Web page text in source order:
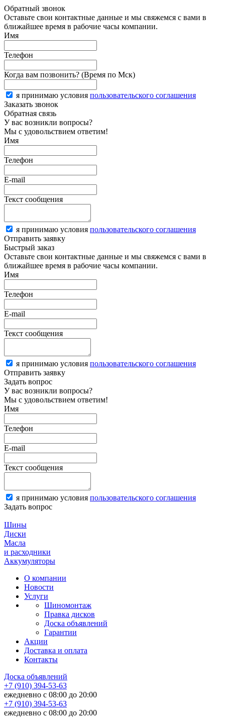
Обратный звонок
Оставьте свои контактные данные и мы свяжемся с вами в
ближайшее время в рабочие часы компании.
Имя
Телефон
Когда вам позвонить? (Время по Мск)
я принимаю условия пользовательского соглашения
Заказать звонок
Обратная связь
У вас возникли вопросы?
Мы с удовольствием ответим!
Имя
Телефон
E-mail
Текст сообщения
я принимаю условия пользовательского соглашения
Отправить заявку
Быстрый заказ
Оставьте свои контактные данные и мы свяжемся с вами в
ближайшее время в рабочие часы компании.
Имя
Телефон
E-mail
Текст сообщения
я принимаю условия пользовательского соглашения
Отправить заявку
Задать вопрос
У вас возникли вопросы?
Мы с удовольствием ответим!
Имя
Телефон
E-mail
Текст сообщения
я принимаю условия пользовательского соглашения
Задать вопрос
Шины
Диски
Масла
и расходники
Аккумуляторы
О компании
Новости
Услуги
Шиномонтаж
Правка дисков
Доска объявлений
Гарантии
Акции
Доставка и оплата
Контакты
Доска объявлений
+7 (910) 394-53-63
ежедневно с 08:00 до 20:00
+7 (910) 394-53-63
ежедневно с 08:00 до 20:00